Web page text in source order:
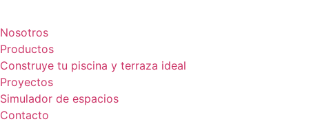
Nosotros
Productos
Construye tu piscina y terraza ideal
Proyectos
Simulador de espacios
Contacto